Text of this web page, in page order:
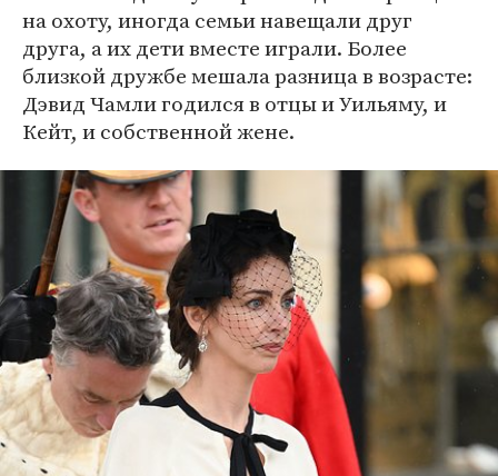
на охоту, иногда семьи навещали друг
друга, а их дети вместе играли. Более
близкой дружбе мешала разница в возрасте:
Дэвид Чамли годился в отцы и Уильяму, и
Кейт, и собственной жене.